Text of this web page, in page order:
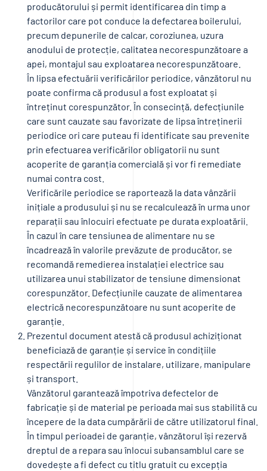
producătorului și permit identificarea din timp a
factorilor care pot conduce la defectarea boilerului,
precum depunerile de calcar, coroziunea, uzura
anodului de protecție, calitatea necorespunzătoare a
apei, montajul sau exploatarea necorespunzătoare.
În lipsa efectuării verificărilor periodice, vânzătorul nu
poate confirma că produsul a fost exploatat și
întreținut corespunzător. În consecință, defecțiunile
care sunt cauzate sau favorizate de lipsa întreținerii
periodice ori care puteau fi identificate sau prevenite
prin efectuarea verificărilor obligatorii nu sunt
acoperite de garanția comercială și vor fi remediate
numai contra cost.
Verificările periodice se raportează la data vânzării
inițiale a produsului și nu se recalculează în urma unor
reparații sau înlocuiri efectuate pe durata exploatării.
În cazul în care tensiunea de alimentare nu se
încadrează în valorile prevăzute de producător, se
recomandă remedierea instalației electrice sau
utilizarea unui stabilizator de tensiune dimensionat
corespunzător. Defecțiunile cauzate de alimentarea
electrică necorespunzătoare nu sunt acoperite de
garanție.
Prezentul document atestă că produsul achiziționat
beneficiază de garanție și service în condițiile
respectării regulilor de instalare, utilizare, manipulare
și transport.
Vânzătorul garantează împotriva defectelor de
fabricație și de material pe perioada mai sus stabilită cu
începere de la data cumpărării de către utilizatorul final.
În timpul perioadei de garanție, vânzătorul își rezervă
dreptul de a repara sau înlocui subansamblul care se
dovedește a fi defect cu titlu gratuit cu excepția